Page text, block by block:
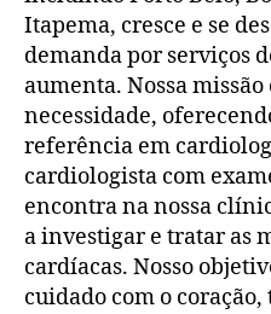
Itapema, cresce e se
demanda por serviços
aumenta. Nossa
necessidade,
referência em
cardiologista com
encontra na nossa
a investigar e tratar as
cardíacas. Nosso
cuidado com o